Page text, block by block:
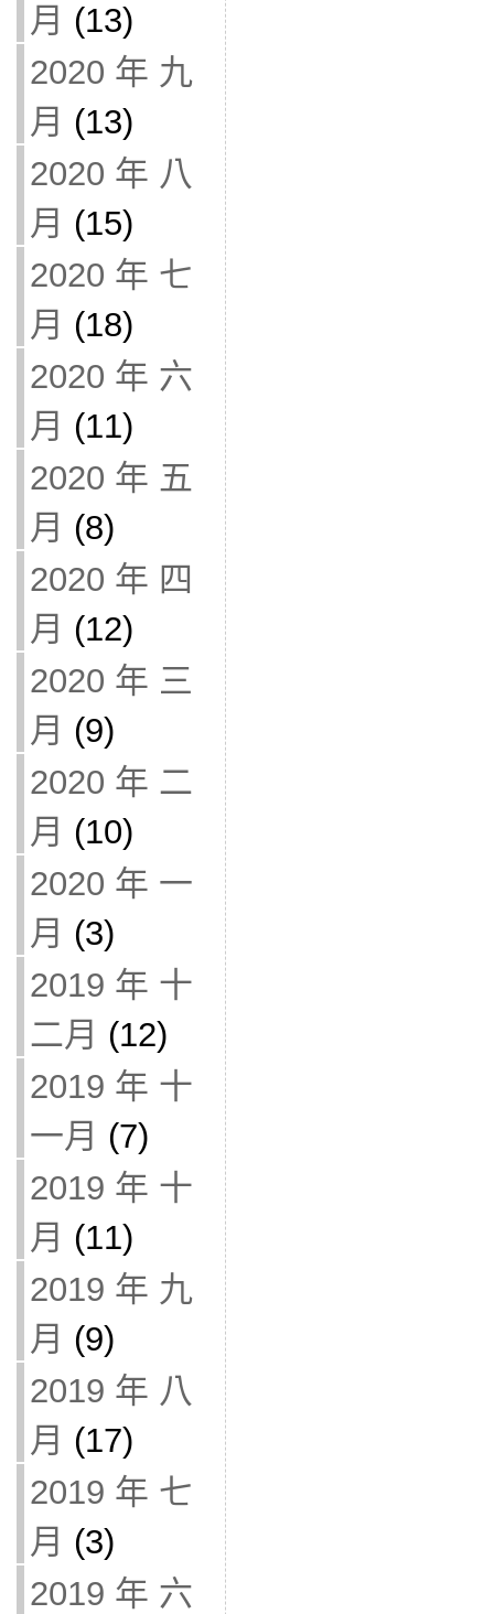
月 (13)
2020 年 九
月 (13)
2020 年 八
月 (15)
2020 年 七
月 (18)
2020 年 六
月 (11)
2020 年 五
月 (8)
2020 年 四
月 (12)
2020 年 三
月 (9)
2020 年 二
月 (10)
2020 年 一
月 (3)
2019 年 十
二月 (12)
2019 年 十
一月 (7)
2019 年 十
月 (11)
2019 年 九
月 (9)
2019 年 八
月 (17)
2019 年 七
月 (3)
2019 年 六